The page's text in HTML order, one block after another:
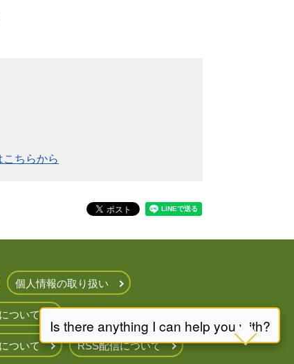
ちらから
個人情報の取り扱い
ついて
ついて RSS配信について